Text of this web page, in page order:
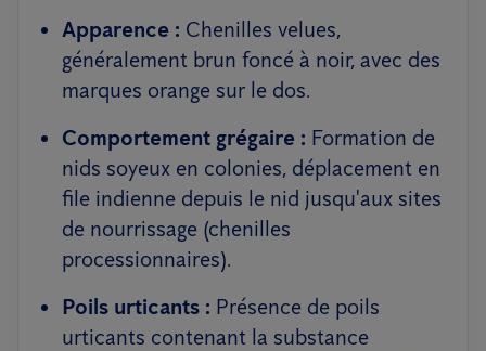
Apparence : Chenilles velues,
généralement brun foncé à noir, avec des
marques orange sur le dos.
Comportement grégaire : Formation de
nids soyeux en colonies, déplacement en
file indienne depuis le nid jusqu'aux sites
de nourrissage (chenilles
processionnaires).
Poils urticants : Présence de poils
urticants contenant la substance